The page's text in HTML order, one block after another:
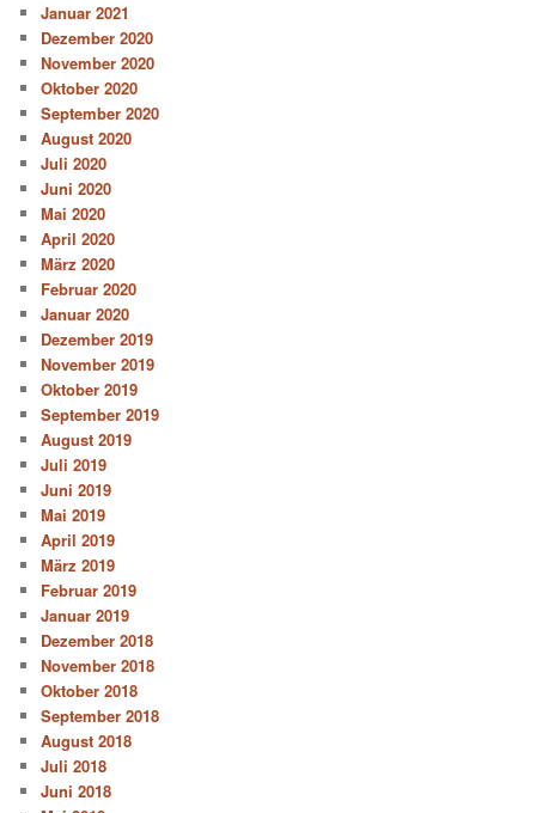
Januar 2021
Dezember 2020
November 2020
Oktober 2020
September 2020
August 2020
Juli 2020
Juni 2020
Mai 2020
April 2020
März 2020
Februar 2020
Januar 2020
Dezember 2019
November 2019
Oktober 2019
September 2019
August 2019
Juli 2019
Juni 2019
Mai 2019
April 2019
März 2019
Februar 2019
Januar 2019
Dezember 2018
November 2018
Oktober 2018
September 2018
August 2018
Juli 2018
Juni 2018